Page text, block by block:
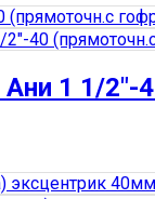
1 1/2″-